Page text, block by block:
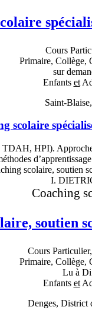
Cours
Primaire, Collège,
sur
Enfants et
Saint-
scolaire
HPI).
I.
Coaching
soutien
Cours
Primaire, Collège,
Lu à Di
Enfants et
Denges, District